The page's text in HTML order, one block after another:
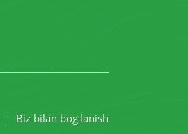
Biz bilan bog‘lanish